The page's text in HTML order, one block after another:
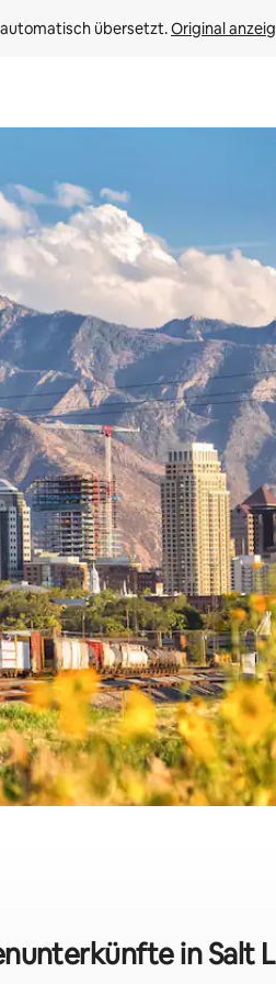
übersetzt. Original
oder erkunde die Ergebnisse
in Salt